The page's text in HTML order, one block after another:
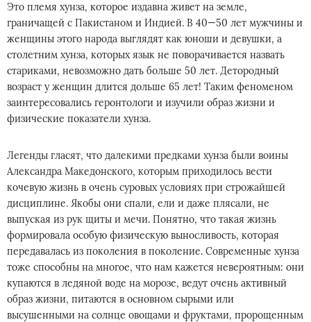
Это племя хунза, которое издавна живет на земле,
граничащей с Пакистаном и Индией. В 40—50 лет мужчины и
женщины этого народа выглядят как юноши и девушки, а
столетним хунза, которых язык не поворачивается назвать
стариками, невозможно дать больше 50 лет. Детородный
возраст у женщин длится дольше 65 лет! Таким феноменом
заинтересовались геронтологи и изучили образ жизни и
физические показатели хунза.
Легенды гласят, что далекими предками хунза были воины
Александра Македонского, которым приходилось вести
кочевую жизнь в очень суровых условиях при строжайшей
дисциплине. Якобы они спали, ели и даже плясали, не
выпуская из рук щиты и мечи. Понятно, что такая жизнь
формировала особую физическую выносливость, которая
передавалась из поколения в поколение. Современные хунза
тоже способны на многое, что нам кажется невероятным: они
купаются в ледяной воде на морозе, ведут очень активный
образ жизни, питаются в основном сырыми или
высушенными на солнце овощами и фруктами, пророщенным